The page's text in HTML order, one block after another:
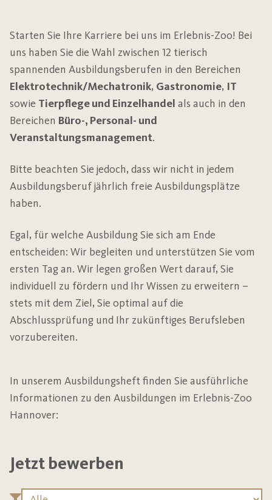
Starten Sie Ihre Karriere bei uns im Erlebnis-Zoo! Bei
uns haben Sie die Wahl zwischen 12 tierisch
spannenden Ausbildungsberufen in den Bereichen
Elektrotechnik/Mechatronik, Gastronomie, IT
sowie Tierpflege und Einzelhandel als auch in den
Bereichen Büro-, Personal- und
Veranstaltungsmanagement.
Bitte beachten Sie jedoch, dass wir nicht in jedem
Ausbildungsberuf jährlich freie Ausbildungsplätze
haben.
Egal, für welche Ausbildung Sie sich am Ende
entscheiden: Wir begleiten und unterstützen Sie vom
ersten Tag an. Wir legen großen Wert darauf, Sie
individuell zu fördern und Ihr Wissen zu erweitern –
stets mit dem Ziel, Sie optimal auf die
Abschlussprüfung und Ihr zukünftiges Berufsleben
vorzubereiten.
In unserem Ausbildungsheft finden Sie ausführliche
Informationen zu den Ausbildungen im Erlebnis-Zoo
Hannover:
Jetzt bewerben